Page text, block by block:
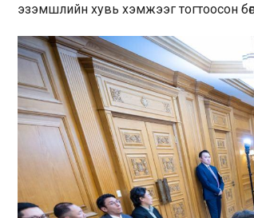
эзэмшлийн хувь хэмжээг тогтоосон